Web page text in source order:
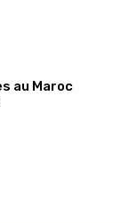
au Maroc